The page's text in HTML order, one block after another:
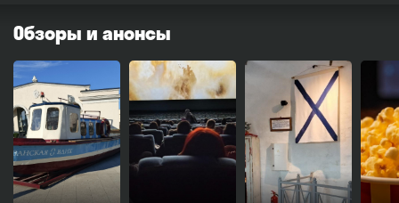
Обзоры и анонсы